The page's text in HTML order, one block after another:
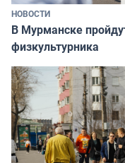
НОВОСТИ
В Мурманске
физкультурника